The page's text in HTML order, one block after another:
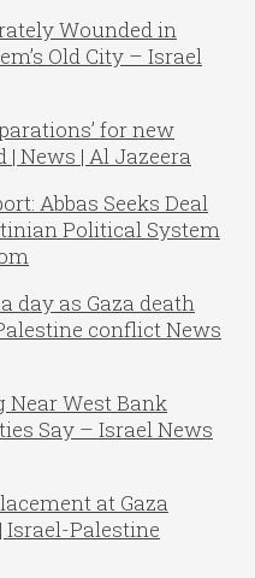
Wounded in
Old City – Israel
for new
| News | Al Jazeera
Abbas Seeks Deal
Political System
day as Gaza death
conflict News
Near West Bank
Say – Israel News
at Gaza
Israel-Palestine